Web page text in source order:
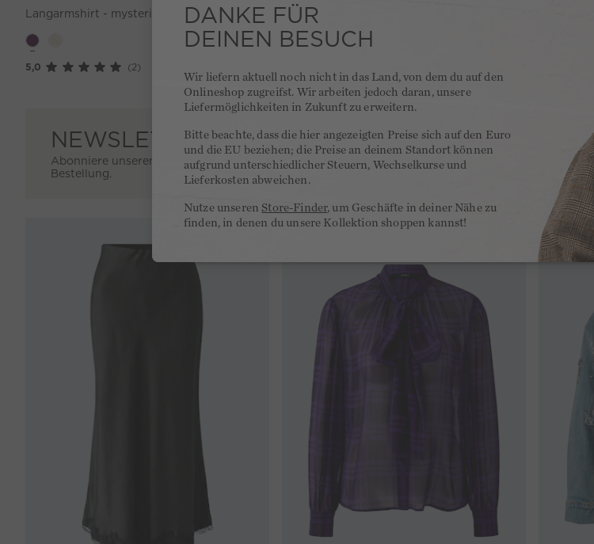
Langarmshirt - mysterioso 79,95 €
5,0 (2)
Langarmshirt - lilac yellow
NEWSLETTER ANMELDUNG
Abonniere unseren Newsletter und erhalte einen 10% Willkommensgutschein auf deine erste
Bestellung.
DANKE FÜR
DEINEN BESUCH
Wir liefern aktuell noch nicht in das Land, von dem du auf den
Onlineshop zugreifst. Wir arbeiten jedoch daran, unsere
Liefermöglichkeiten in Zukunft zu erweitern.
Bitte beachte, dass die hier angezeigten Preise sich auf den Euro
und die EU beziehen; die Preise an deinem Standort können
aufgrund unterschiedlicher Steuern, Wechselkurse und
Lieferkosten abweichen.
Nutze unseren Store-Finder, um Geschäfte in deiner Nähe zu
finden, in denen du unsere Kollektion shoppen kannst!